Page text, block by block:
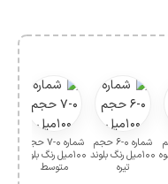
شماره ۰-۶ حجم
۱۰۰میل رنگ بلوند
تیره
شماره ۰-۷ حجم
۱۰۰میل رنگ بلوند
متوسط